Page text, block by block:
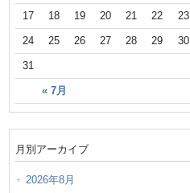
« 7月
17 18 19 20 21 22 23
24 25 26 27 28 29 30
31
月別アーカイブ
2026年8月